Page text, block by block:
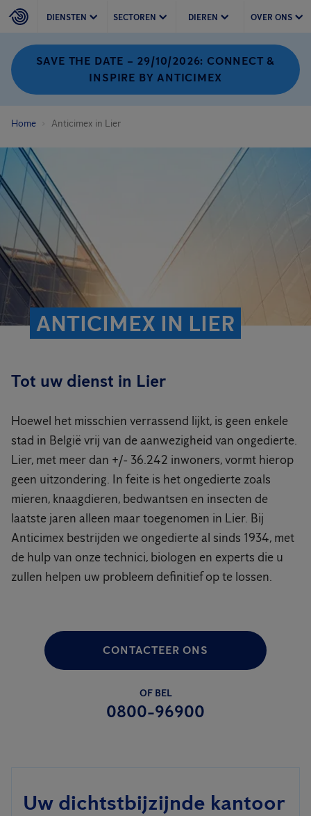
DIENSTEN SECTOREN DIEREN OVER ONS
SAVE THE DATE – 29/10/2026: CONNECT &
INSPIRE BY ANTICIMEX
Home Anticimex in Lier
ANTICIMEX IN LIER
Tot uw dienst in Lier
Hoewel het misschien verrassend lijkt, is geen enkele
stad in België vrij van de aanwezigheid van ongedierte.
Lier, met meer dan +/- 36.242 inwoners, vormt hierop
geen uitzondering. In feite is het ongedierte zoals
mieren, knaagdieren, bedwantsen en insecten de
laatste jaren alleen maar toegenomen in Lier. Bij
Anticimex bestrijden we ongedierte al sinds 1934, met
de hulp van onze technici, biologen en experts die u
zullen helpen uw probleem definitief op te lossen.
CONTACTEER ONS
OF BEL
0800-96900
Uw dichtstbijzijnde kantoor